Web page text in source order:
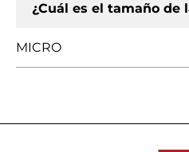
¿Cuál es el tamaño de
MICRO